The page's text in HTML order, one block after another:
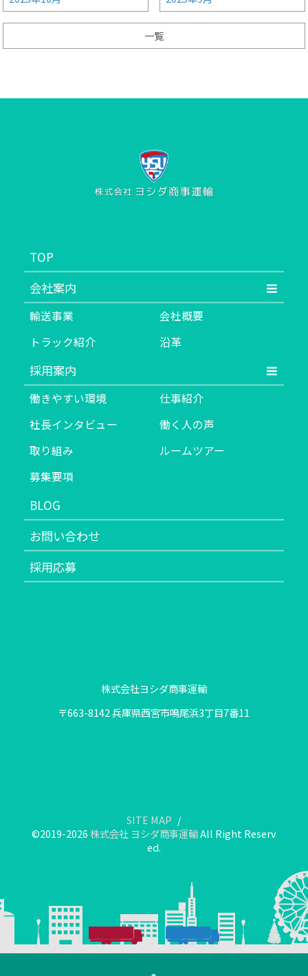
一覧
TOP
会社案内
輸送事業
会社概要
トラック紹介
沿革
採用案内
働きやすい環境
仕事紹介
社長インタビュー
働く人の声
取り組み
ルームツアー
募集要項
BLOG
お問い合わせ
採用応募
株式会社ヨシダ商事運輸
〒663-8142 兵庫県西宮市鳴尾浜3丁目7番11
SITE MAP
©2019-2026株式会社 ヨシダ商事運輸All Right Reserv
ed.